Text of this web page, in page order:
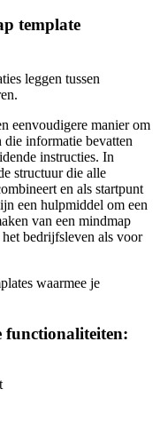
template
leggen tussen
eenvoudigere manier om
die informatie bevatten
instructies. In
structuur die alle
en als startpunt
een hulpmiddel om een
van een mindmap
bedrijfsleven als voor
waarmee je
functionaliteiten: